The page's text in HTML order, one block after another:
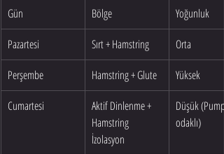
Gün Bölge
Yoğunluk
Pazartesi
Sırt + Hamstring
Orta
Perşembe
Hamstring + Glute
Yüksek
Cumartesi
Aktif Dinlenme +
Hamstring
İzolasyon
Düşük (Pump
odaklı)